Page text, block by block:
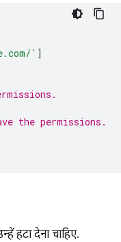
' ]
the permissions.
हटा देना चाहिए.